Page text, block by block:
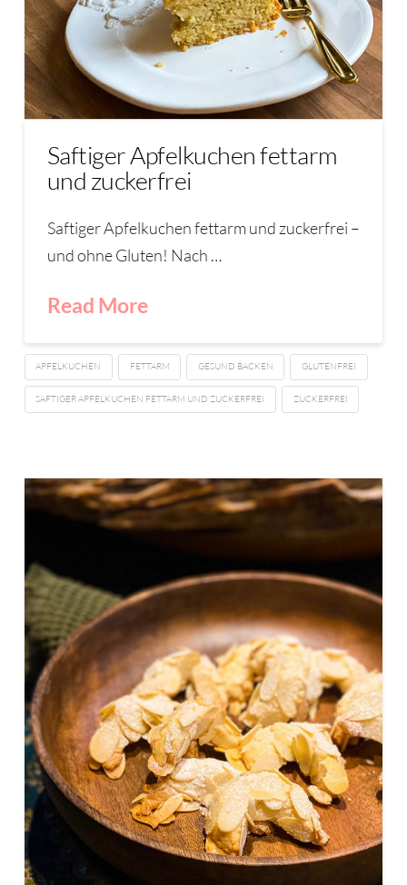
Saftiger Apfelkuchen fettarm
und zuckerfrei
Saftiger Apfelkuchen fettarm und zuckerfrei –
und ohne Gluten! Nach …
Read More
APFELKUCHEN FETTARM GESUND BACKEN GLUTENFREI
SAFTIGER APFELKUCHEN FETTARM UND ZUCKERFREI ZUCKERFREI